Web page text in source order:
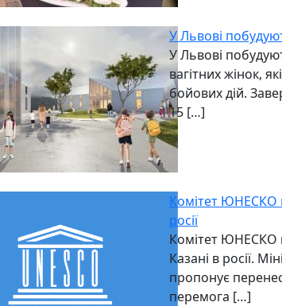
У Львові
У Львові
вагітних жінок,
бойових дій.
15 […]
Комітет ЮНЕСКО
росії
Комітет ЮНЕСКО
Казані в росії.
пропонує
перемога […]